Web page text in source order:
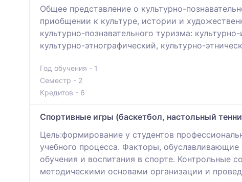
Общее представление о культурно-
приобщении к культуре, истории и
культурно-познавательного туризма:
культурно-этнографический, культурно-
Год обучения - 1
Семестр - 2
Кредитов - 6
Спортивные игры (баскетбол, настольный
Цель:формирование у студентов
учебного процесса. Факторы,
обучения и воспитания в спорте.
методическими основами организации и